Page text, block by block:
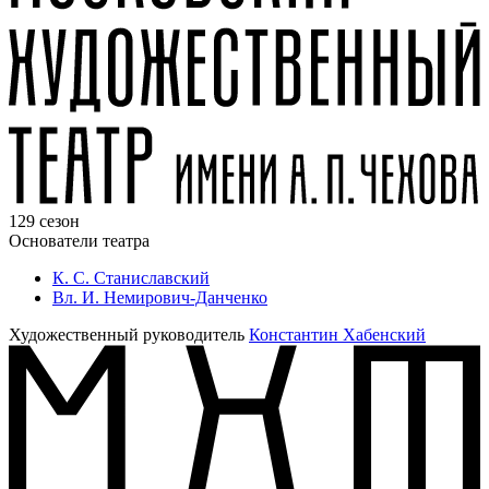
129 сезон
Основатели театра
К. С. Станиславский
Вл. И. Немирович-Данченко
Художественный руководитель Константин Хабенский